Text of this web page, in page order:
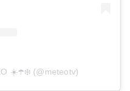
☀️☂️❄️ (@meteotv)